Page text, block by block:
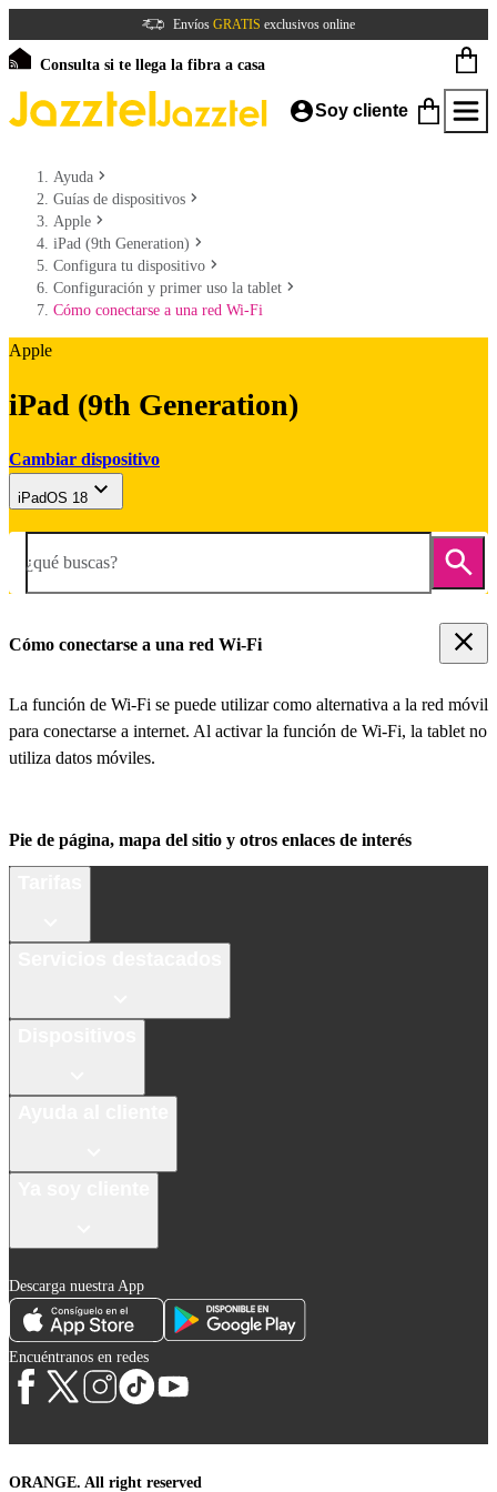
Envíos GRATIS exclusivos online
Consulta si te llega la fibra a casa
Soy cliente
Ayuda
Guías de dispositivos
Apple
iPad (9th Generation)
Configura tu dispositivo
Configuración y primer uso la tablet
Cómo conectarse a una red Wi-Fi
Apple
iPad (9th Generation)
Cambiar dispositivo
iPadOS 18
¿qué buscas?
Cómo conectarse a una red Wi-Fi
La función de Wi-Fi se puede utilizar como alternativa a la red móvil
para conectarse a internet. Al activar la función de Wi-Fi, la tablet no
utiliza datos móviles.
Pie de página, mapa del sitio y otros enlaces de interés
Descarga nuestra App
Encuéntranos en redes
ORANGE. All right reserved